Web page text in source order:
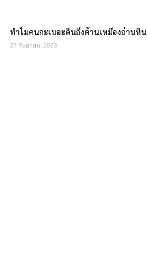
ทำไมคนกะเบอะดินถึงต้านเหมืองถ่านหิน
27 กันยายน, 2023